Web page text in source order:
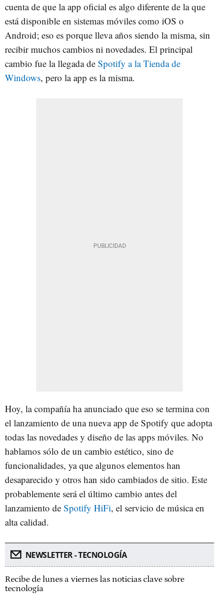
cuenta de que la app oficial es algo diferente de la que
está disponible en sistemas móviles como iOS o
Android; eso es porque lleva años siendo la misma, sin
recibir muchos cambios ni novedades. El principal
cambio fue la llegada de Spotify a la Tienda de
Windows, pero la app es la misma.
Hoy, la compañía ha anunciado que eso se termina con
el lanzamiento de una nueva app de Spotify que adopta
todas las novedades y diseño de las apps móviles. No
hablamos sólo de un cambio estético, sino de
funcionalidades, ya que algunos elementos han
desaparecido y otros han sido cambiados de sitio. Este
probablemente será el último cambio antes del
lanzamiento de Spotify HiFi, el servicio de música en
alta calidad.
NEWSLETTER - TECNOLOGÍA
Recibe de lunes a viernes las noticias clave sobre
tecnología